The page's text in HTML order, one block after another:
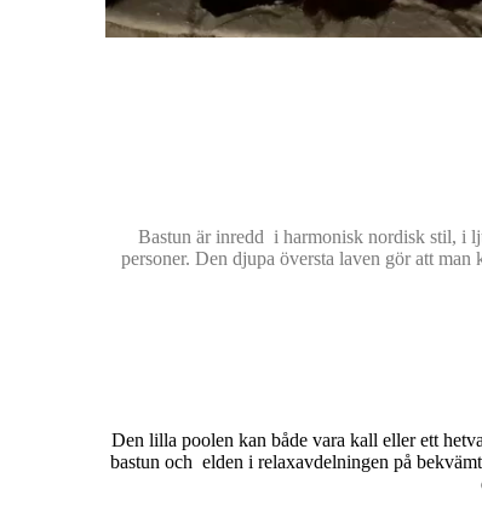
Bastun är inredd i harmonisk nordisk stil, i
personer. Den djupa översta laven gör att
Den lilla poolen kan både vara kall eller ett
bastun och elden i relaxavdelningen på